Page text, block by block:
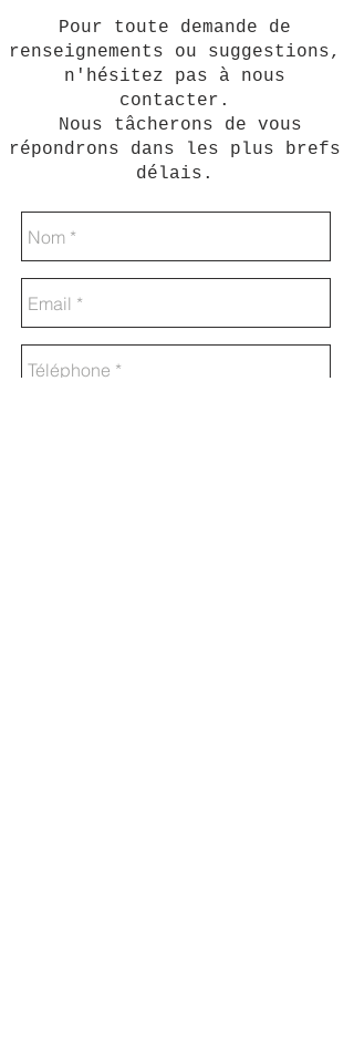
Pour toute demande de
renseignements ou suggestions,
n'hésitez pas à nous
contacter.
Nous tâcherons de vous
répondrons dans les plus brefs
délais.